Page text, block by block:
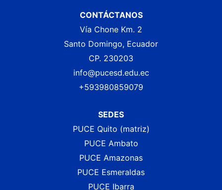
CONTÁCTANOS
Vía Chone Km. 2
Santo Domingo, Ecuador
CP. 230203
info@pucesd.edu.ec
+593980859079
SEDES
PUCE Quito (matriz)
PUCE Ambato
PUCE Amazonas
PUCE Esmeraldas
PUCE Ibarra